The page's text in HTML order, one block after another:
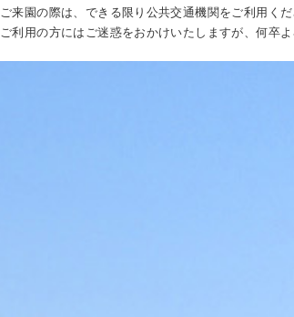
ご来園の際は、できる限り公共交通機関をご利用くだ
ご利用の方にはご迷惑をおかけいたしますが、何卒よ